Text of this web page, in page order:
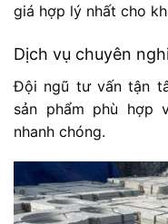
giá hợp lý nhất cho
Dịch vụ chuyên
Đội ngũ tư vấn tận
sản phẩm phù hợp
nhanh chóng.